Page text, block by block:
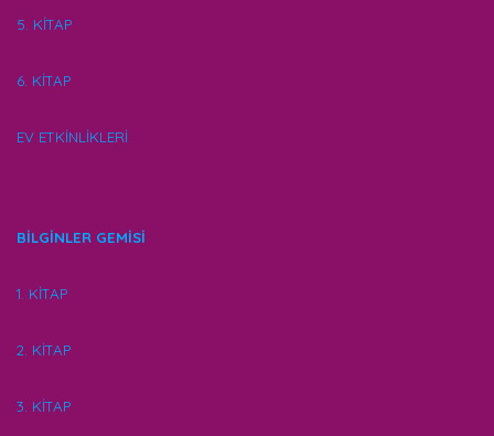
5. KİTAP
6. KİTAP
EV ETKİNLİKLERİ
BİLGİNLER GEMİSİ
1. KİTAP
2. KİTAP
3. KİTAP